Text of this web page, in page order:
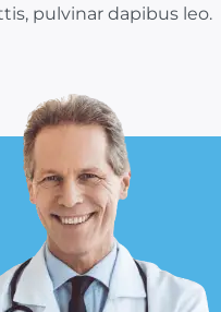
pulvinar dapibus leo.